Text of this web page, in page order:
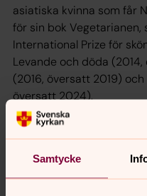
Samtycke
asiatiska kvinna som får
för sin bok Vegetarianen,
International Prize för
Levande och döda
(2016, översatt 2019)
översatt 2024).
Här kan du se och
Den vita boken.